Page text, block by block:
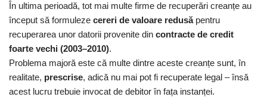
În ultima perioadă, tot mai multe firme de recuperări creanțe au
început să formuleze cereri de valoare redusăpentru
recuperarea unor datorii provenite din contracte de credit
foarte vechi (2003–2010).
Problema majoră este că multe dintre aceste creanțe sunt, în
realitate, prescrise, adică nu mai pot fi recuperate legal – însă
acest lucru trebuie invocat de debitor în fața instanței.